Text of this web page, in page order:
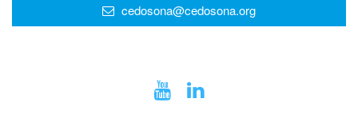
cedosona@cedosona.org